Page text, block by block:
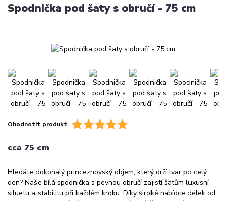
Spodnička pod šaty s obručí - 75 cm
Ohodnotit produkt
cca 75 cm
Hledáte dokonalý princeznovský objem, který drží tvar po celý
den? Naše bílá spodnička s pevnou obručí zajistí šatům luxusní
siluetu a stabilitu při každém kroku. Díky široké nabídce délek od